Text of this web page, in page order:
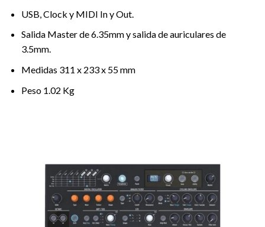
USB, Clock y MIDI In y Out.
Salida Master de 6.35mm y salida de auriculares de
3.5mm.
Medidas 311 x 233 x 55 mm
Peso 1.02 Kg